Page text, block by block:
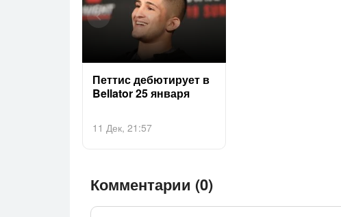
Пет­тис де­бюти­ру­ет в
Bel­la­tor 25 ян­ва­ря
11 Дек, 21:57
Комментарии (0)